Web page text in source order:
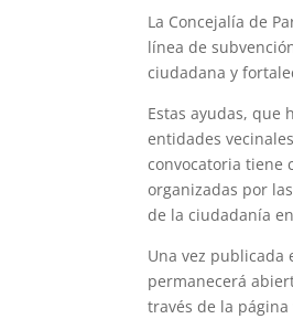
La Concejalía de
línea de
ciudadana y
Estas ayudas, que
entidades
convocatoria tiene
organizadas por
de la ciudadanía
Una vez publicada
permanecerá
través de la